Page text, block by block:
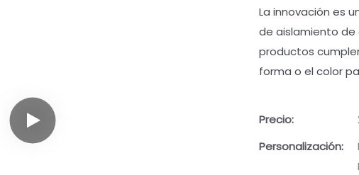
La innovación es
de aislamiento de
productos
forma o el color
Precio:
Personalización: